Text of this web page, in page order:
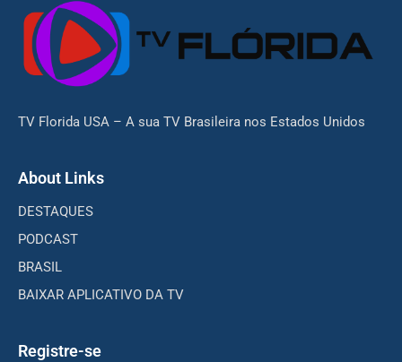
TV Florida USA – A sua TV Brasileira nos Estados Unidos
About Links
DESTAQUES
PODCAST
BRASIL
BAIXAR APLICATIVO DA TV
Registre-se